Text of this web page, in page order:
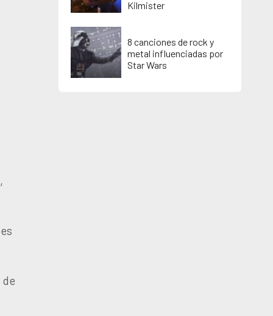
Kilmister
8 canciones de rock y
metal influenciadas por
Star Wars